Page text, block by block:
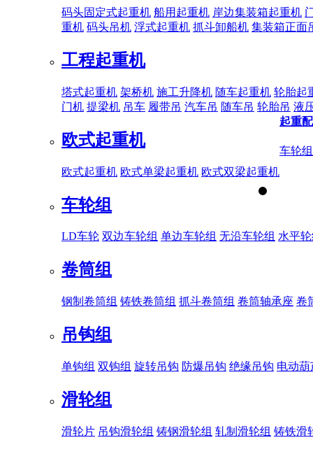
码头固定式起重机 船用起重机 岸边集装箱起重机
重机 码头吊机 浮式起重机 抓斗卸船机 集装箱正面
工程起重机
塔式起重机 架桥机 施工升降机 随车起重机 轮胎起
门机 提梁机 吊车 履带吊 汽车吊 随车吊 轮胎吊 液
欧式起重机
欧式起重机 欧式单梁起重机 欧式双梁起重机
起重
车轮组
车轮组
LD车轮 双边车轮组 单边车轮组 无沿车轮组 水平
卷筒组
钢制卷筒组 铸铁卷筒组 抓斗卷筒组 卷筒轴承座 卷
吊钩组
单钩组 双钩组 旋转吊钩 防爆吊钩 绝缘吊钩 电动
滑轮组
滑轮片 吊钩滑轮组 铸钢滑轮组 轧制滑轮组 铸铁滑